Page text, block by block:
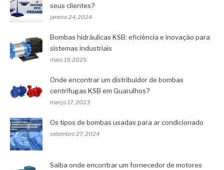
seus clientes?
janeiro 24, 2024
Bombas hidráulicas KSB: eficiência e inovação para
sistemas industriais
maio 19, 2025
Onde encontrar um distribuidor de bombas
centrífugas KSB em Guarulhos?
março 17, 2023
Os tipos de bombas usadas para ar condicionado
setembro 27, 2024
Saiba onde encontrar um fornecedor de motores